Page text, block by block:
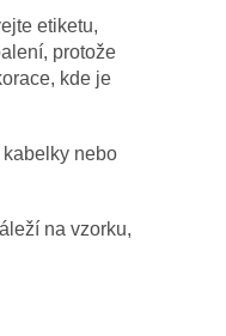
etiketu,
protože
kde je
nebo
na vzorku,